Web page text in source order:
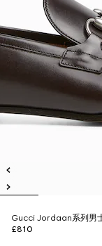
Gucci Jordaan系列男
£810